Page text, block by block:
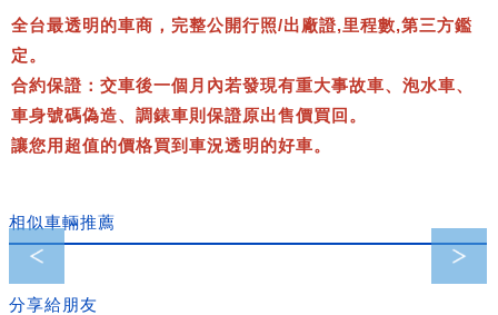
全台最透明的車商，完整公開行照/出廠證,里程數,第三方鑑
定。
合約保證：交車後一個月內若發現有重大事故車、泡水車、
車身號碼偽造、調錶車則保證原出售價買回。
讓您用超值的價格買到車況透明的好車。
相似車輛推薦
F-type P450 R-Dynamic 總代理(已售出)
分享給朋友